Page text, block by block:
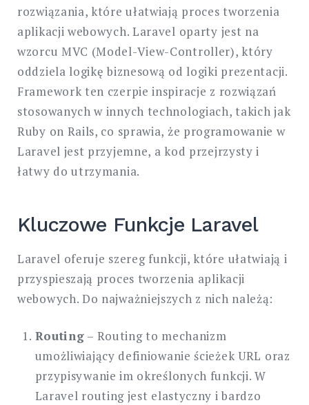
rozwiązania, które ułatwiają proces tworzenia
aplikacji webowych. Laravel oparty jest na
wzorcu MVC (Model-View-Controller), który
oddziela logikę biznesową od logiki prezentacji.
Framework ten czerpie inspiracje z rozwiązań
stosowanych w innych technologiach, takich jak
Ruby on Rails, co sprawia, że programowanie w
Laravel jest przyjemne, a kod przejrzysty i
łatwy do utrzymania.
Kluczowe Funkcje Laravel
Laravel oferuje szereg funkcji, które ułatwiają i
przyspieszają proces tworzenia aplikacji
webowych. Do najważniejszych z nich należą:
Routing – Routing to mechanizm
umożliwiający definiowanie ścieżek URL oraz
przypisywanie im określonych funkcji. W
Laravel routing jest elastyczny i bardzo